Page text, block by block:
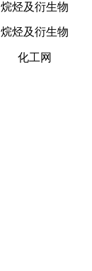
烷烃及衍生物
烷烃及衍生物
化工网